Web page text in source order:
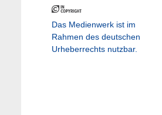
Das Medienwerk ist im
Rahmen des deutschen
Urheberrechts nutzbar.